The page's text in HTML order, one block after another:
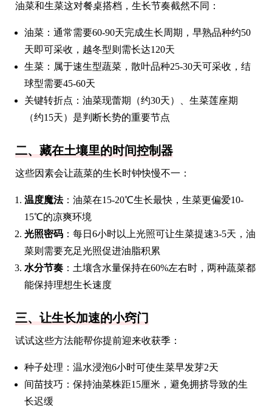
油菜和生菜这对餐桌搭档，生长节奏截然不同：
油菜：通常需要60-90天完成生长周期，早熟品种约50
天即可采收，越冬型则需长达120天
生菜：属于速生型蔬菜，散叶品种25-30天可采收，结
球型需要45-60天
关键转折点：油菜现蕾期（约30天）、生菜莲座期
（约15天）是判断长势的重要节点
二、藏在土壤里的时间控制器
这些因素会让蔬菜的生长时钟快慢不一：
温度魔法：油菜在15-20℃生长最快，生菜更偏爱10-
15℃的凉爽环境
光照密码 ：每日6小时以上光照可让生菜提速3-5天，油
菜则需要充足光照促进油脂积累
水分节奏 ：土壤含水量保持在60%左右时，两种蔬菜都
能保持理想生长速度
三、让生长加速的小窍门
试试这些方法能帮你提前迎来收获季：
种子处理：温水浸泡6小时可使生菜早发芽2天
间苗技巧：保持油菜株距15厘米，避免拥挤导致的生
长迟缓